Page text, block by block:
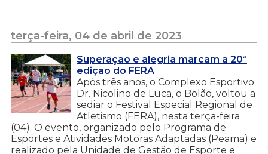
terça-feira, 04 de abril de 2023
Superação e alegria marcam a 20ª
edição do FERA
Após três anos, o Complexo Esportivo
Dr. Nicolino de Luca, o Bolão, voltou a
sediar o Festival Especial Regional de
Atletismo (FERA), nesta terça-feira
(04). O evento, organizado pelo Programa de
Esportes e Atividades Motoras Adaptadas (Peama) e
realizado pela Unidade de Gestão de Esporte e